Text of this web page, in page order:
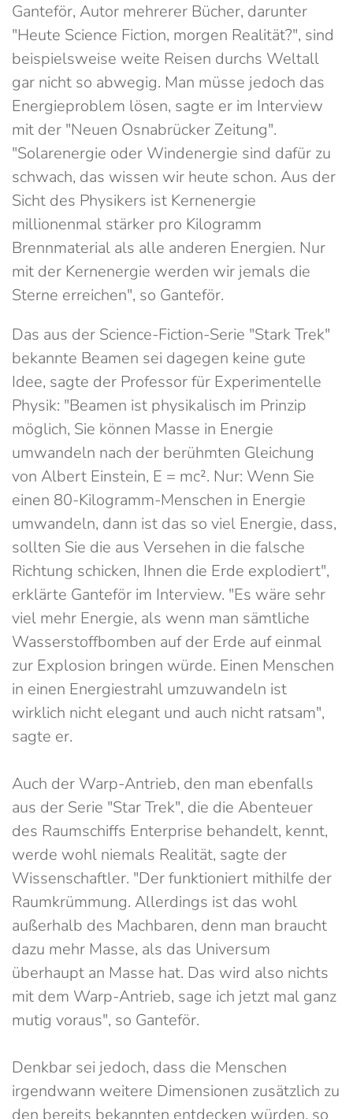
Ganteför, Autor mehrerer Bücher, darunter
"Heute Science Fiction, morgen Realität?", sind
beispielsweise weite Reisen durchs Weltall
gar nicht so abwegig. Man müsse jedoch das
Energieproblem lösen, sagte er im Interview
mit der "Neuen Osnabrücker Zeitung".
"Solarenergie oder Windenergie sind dafür zu
schwach, das wissen wir heute schon. Aus der
Sicht des Physikers ist Kernenergie
millionenmal stärker pro Kilogramm
Brennmaterial als alle anderen Energien. Nur
mit der Kernenergie werden wir jemals die
Sterne erreichen", so Ganteför.
Das aus der Science-Fiction-Serie "Stark Trek"
bekannte Beamen sei dagegen keine gute
Idee, sagte der Professor für Experimentelle
Physik: "Beamen ist physikalisch im Prinzip
möglich, Sie können Masse in Energie
umwandeln nach der berühmten Gleichung
von Albert Einstein, E = mc². Nur: Wenn Sie
einen 80-Kilogramm-Menschen in Energie
umwandeln, dann ist das so viel Energie, dass,
sollten Sie die aus Versehen in die falsche
Richtung schicken, Ihnen die Erde explodiert",
erklärte Ganteför im Interview. "Es wäre sehr
viel mehr Energie, als wenn man sämtliche
Wasserstoffbomben auf der Erde auf einmal
zur Explosion bringen würde. Einen Menschen
in einen Energiestrahl umzuwandeln ist
wirklich nicht elegant und auch nicht ratsam",
sagte er.
Auch der Warp-Antrieb, den man ebenfalls
aus der Serie "Star Trek", die die Abenteuer
des Raumschiffs Enterprise behandelt, kennt,
werde wohl niemals Realität, sagte der
Wissenschaftler. "Der funktioniert mithilfe der
Raumkrümmung. Allerdings ist das wohl
außerhalb des Machbaren, denn man braucht
dazu mehr Masse, als das Universum
überhaupt an Masse hat. Das wird also nichts
mit dem Warp-Antrieb, sage ich jetzt mal ganz
mutig voraus", so Ganteför.
Denkbar sei jedoch, dass die Menschen
irgendwann weitere Dimensionen zusätzlich zu